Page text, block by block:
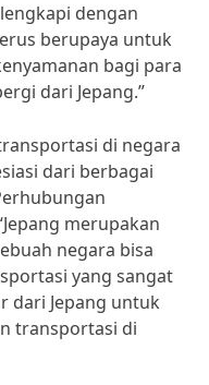
dengan
berupaya untuk
bagi para
dari Jepang.”
di negara
dari berbagai
merupakan
negara bisa
yang sangat
dari Jepang untuk
transportasi di